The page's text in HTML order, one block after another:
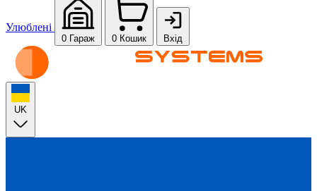
Улюблені
0 Гараж 0 Кошик Вхід